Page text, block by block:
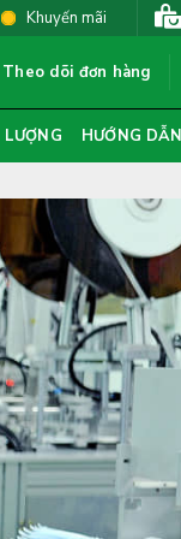
Khuyến mãi
Theo dõi đơn hàng
HƯỚNG